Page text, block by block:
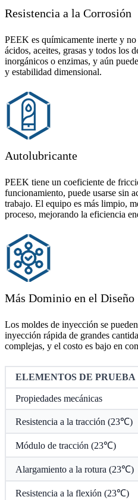
Resistencia a la Corrosión
PEEK es químicamente inerte y
ácidos, aceites, grasas y todos los
inorgánicos o enzimas, y aún
y estabilidad dimensional.
Autolubricante
PEEK tiene un coeficiente de
funcionamiento, puede usarse sin
trabajo. El equipo es más limpio,
proceso, mejorando la eficiencia
Más Dominio en el Diseño
Los moldes de inyección se
inyección rápida de grandes
complejas, y el costo es bajo en
ELEMENTOS DE PRUEBA
Propiedades mecánicas
Resistencia a la tracción (23℃)
Módulo de tracción (23℃)
Alargamiento a la rotura (23℃)
Resistencia a la flexión (23℃)